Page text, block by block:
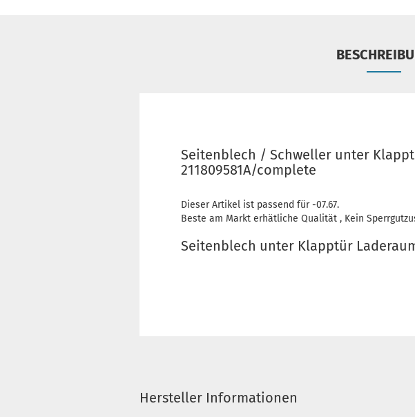
Seitenblech / Schweller unter
211809581A/complete
Dieser Artikel ist passend für -07.67.
Beste am Markt erhätliche Qualität , Kein
Seitenblech unter Klapptür
Hersteller Informationen